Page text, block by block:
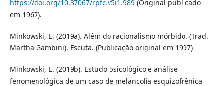
https://doi.org/10.37067/rpfc.v5i1.989(Original publicado
em 1967).
Minkowski, E. (2019a). Além do racionalismo mórbido. (Trad.
Martha Gambini). Escuta. (Publicação original em 1997)
Minkowski, E. (2019b). Estudo psicológico e análise
fenomenológica de um caso de melancolia esquizofrênica